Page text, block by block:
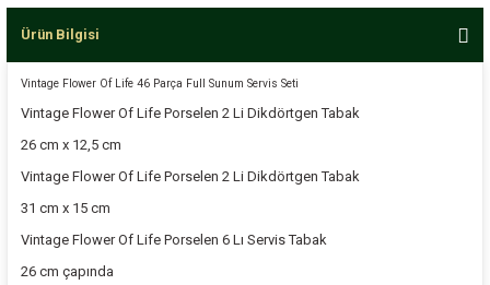
Ürün Bilgisi
Vintage Flower Of Life 46 Parça Full Sunum Servis Seti
Vintage Flower Of Life Porselen 2 Li Dikdörtgen Tabak
26 cm x 12,5 cm
Vintage Flower Of Life Porselen 2 Li Dikdörtgen Tabak
31 cm x 15 cm
Vintage Flower Of Life Porselen 6 Lı Servis Tabak
26 cm çapında